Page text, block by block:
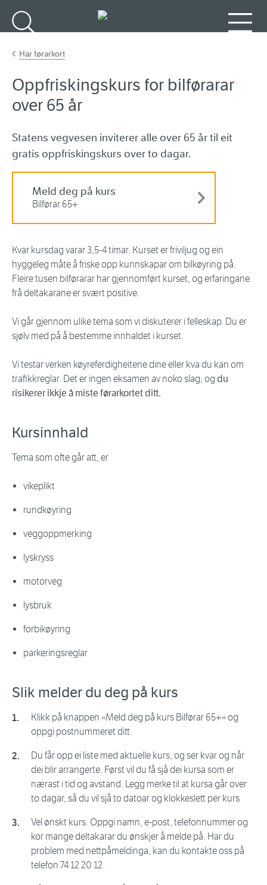
Har førarkort
Oppfriskingskurs for bilførarar
over 65 år
Statens vegvesen inviterer alle over 65 år til eit
gratis oppfriskingskurs over to dagar.
Meld deg på kurs
Bilførar 65+
Kvar kursdag varar 3,5-4 timar. Kurset er friviljug og ein
hyggeleg måte å friske opp kunnskapar om bilkøyring på.
Fleire tusen bilførarar har gjennomført kurset, og erfaringane
frå deltakarane er svært positive.
Vi går gjennom ulike tema som vi diskuterer i felleskap. Du er
sjølv med på å bestemme innhaldet i kurset.
Vi testar verken køyreferdigheitene dine eller kva du kan om
trafikkreglar. Det er ingen eksamen av noko slag, og du
risikerer ikkje å miste førarkortet ditt.
Kursinnhald
Tema som ofte går att, er
vikeplikt
rundkøyring
veggoppmerking
lyskryss
motorveg
lysbruk
forbikøyring
parkeringsreglar
Slik melder du deg på kurs
Klikk på knappen «Meld deg på kurs Bilførar 65+» og
oppgi postnummeret ditt.
Du får opp ei liste med aktuelle kurs, og ser kvar og når
dei blir arrangerte. Først vil du få sjå dei kursa som er
nærast i tid og avstand. Legg merke til at kursa går over
to dagar, så du vil sjå to datoar og klokkeslett per kurs
Vel ønskt kurs. Oppgi namn, e-post, telefonnummer og
kor mange deltakarar du ønskjer å melde på. Har du
problem med nettpåmeldinga, kan du kontakte oss på
telefon 74 12 20 12.